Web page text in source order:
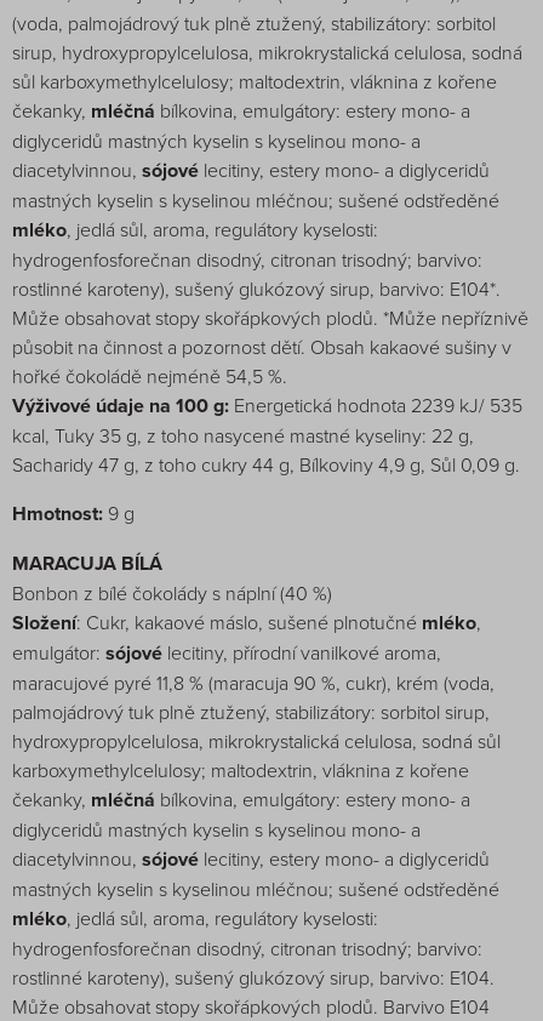
(voda, palmojádrový tuk plně ztužený, stabilizátory: sorbitol
sirup, hydroxypropylcelulosa, mikrokrystalická celulosa, sodná
sůl karboxymethylcelulosy; maltodextrin, vláknina z kořene
čekanky, mléčná bílkovina, emulgátory: estery mono- a
diglyceridů mastných kyselin s kyselinou mono- a
diacetylvinnou, sójové lecitiny, estery mono- a diglyceridů
mastných kyselin s kyselinou mléčnou; sušené odstředěné
mléko, jedlá sůl, aroma, regulátory kyselosti:
hydrogenfosforečnan disodný, citronan trisodný; barvivo:
rostlinné karoteny), sušený glukózový sirup, barvivo: E104*.
Může obsahovat stopy skořápkových plodů. *Může nepříznivě
působit na činnost a pozornost dětí. Obsah kakaové sušiny v
hořké čokoládě nejméně 54,5 %.
Výživové údaje na 100 g: Energetická hodnota 2239 kJ/ 535
kcal, Tuky 35 g, z toho nasycené mastné kyseliny: 22 g,
Sacharidy 47 g, z toho cukry 44 g, Bílkoviny 4,9 g, Sůl 0,09 g.
Hmotnost: 9 g
MARACUJA BÍLÁ
Bonbon z bílé čokolády s náplní (40 %)
Složení: Cukr, kakaové máslo, sušené plnotučné mléko,
emulgátor: sójové lecitiny, přírodní vanilkové aroma,
maracujové pyré 11,8 % (maracuja 90 %, cukr), krém (voda,
palmojádrový tuk plně ztužený, stabilizátory: sorbitol sirup,
hydroxypropylcelulosa, mikrokrystalická celulosa, sodná sůl
karboxymethylcelulosy; maltodextrin, vláknina z kořene
čekanky, mléčná bílkovina, emulgátory: estery mono- a
diglyceridů mastných kyselin s kyselinou mono- a
diacetylvinnou, sójové lecitiny, estery mono- a diglyceridů
mastných kyselin s kyselinou mléčnou; sušené odstředěné
mléko, jedlá sůl, aroma, regulátory kyselosti:
hydrogenfosforečnan disodný, citronan trisodný; barvivo:
rostlinné karoteny), sušený glukózový sirup, barvivo: E104.
Může obsahovat stopy skořápkových plodů. Barvivo E104